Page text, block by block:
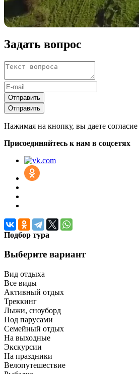
Задать вопрос
Отправить
Отправить
Нажимая на кнопку, вы даете согласие
Присоединяйтесь к нам в соцсетях
Подбор тура
Выберите вариант
Вид отдыха
Все виды
Активный отдых
Треккинг
Лыжи, сноуборд
Под парусами
Семейный отдых
На выходные
Экскурсии
На праздники
Велопутешествие